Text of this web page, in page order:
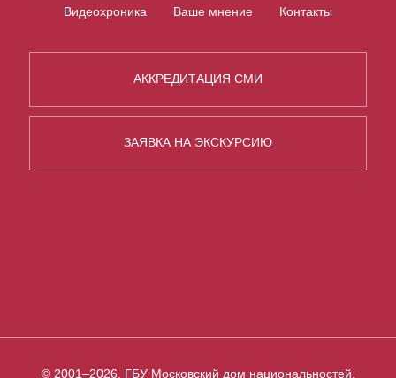
Видеохроника
Ваше мнение Контакты
АККРЕДИТАЦИЯ СМИ
ЗАЯВКА НА ЭКСКУРСИЮ
© 2001–2026, ГБУ Московский дом национальностей,